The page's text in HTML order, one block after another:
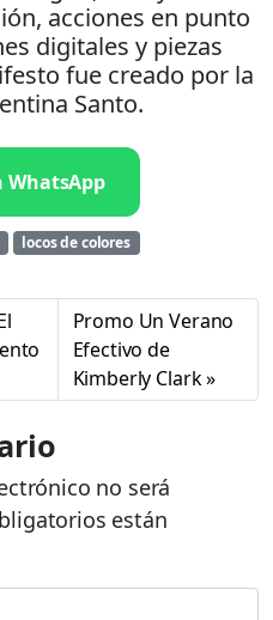
acciones en punto
digitales y piezas
fue creado por la
Santo.
WhatsApp
locos de colores
Promo Un Verano
Efectivo de
Kimberly Clark
no será
están